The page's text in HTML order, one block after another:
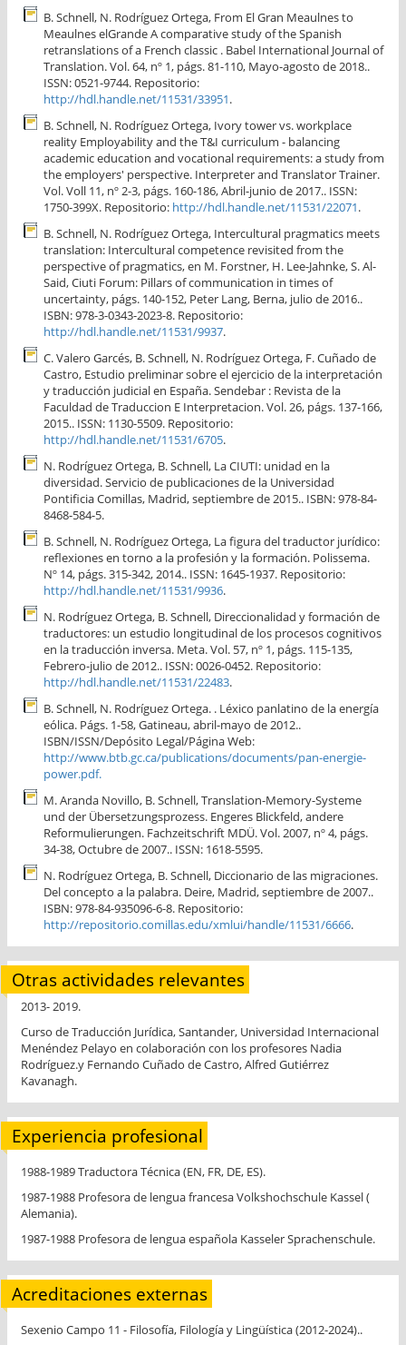
B. Schnell, N. Rodríguez Ortega, From El Gran Meaulnes to
Meaulnes elGrande A comparative study of the Spanish
retranslations of a French classic . Babel International Journal of
Translation. Vol. 64, nº 1, págs. 81-110, Mayo-agosto de 2018..
ISSN: 0521-9744. Repositorio:
http://hdl.handle.net/11531/33951.
B. Schnell, N. Rodríguez Ortega, Ivory tower vs. workplace
reality Employability and the T&I curriculum - balancing
academic education and vocational requirements: a study from
the employers' perspective. Interpreter and Translator Trainer.
Vol. Voll 11, nº 2-3, págs. 160-186, Abril-junio de 2017.. ISSN:
1750-399X. Repositorio: http://hdl.handle.net/11531/22071.
B. Schnell, N. Rodríguez Ortega, Intercultural pragmatics meets
translation: Intercultural competence revisited from the
perspective of pragmatics, en M. Forstner, H. Lee-Jahnke, S. Al-
Said, Ciuti Forum: Pillars of communication in times of
uncertainty, págs. 140-152, Peter Lang, Berna, julio de 2016..
ISBN: 978-3-0343-2023-8. Repositorio:
http://hdl.handle.net/11531/9937.
C. Valero Garcés, B. Schnell, N. Rodríguez Ortega, F. Cuñado de
Castro, Estudio preliminar sobre el ejercicio de la interpretación
y traducción judicial en España. Sendebar : Revista de la
Faculdad de Traduccion E Interpretacion. Vol. 26, págs. 137-166,
2015.. ISSN: 1130-5509. Repositorio:
http://hdl.handle.net/11531/6705.
N. Rodríguez Ortega, B. Schnell, La CIUTI: unidad en la
diversidad. Servicio de publicaciones de la Universidad
Pontificia Comillas, Madrid, septiembre de 2015.. ISBN: 978-84-
8468-584-5.
B. Schnell, N. Rodríguez Ortega, La figura del traductor jurídico:
reflexiones en torno a la profesión y la formación. Polissema.
Nº 14, págs. 315-342, 2014.. ISSN: 1645-1937. Repositorio:
http://hdl.handle.net/11531/9936.
N. Rodríguez Ortega, B. Schnell, Direccionalidad y formación de
traductores: un estudio longitudinal de los procesos cognitivos
en la traducción inversa. Meta. Vol. 57, nº 1, págs. 115-135,
Febrero-julio de 2012.. ISSN: 0026-0452. Repositorio:
http://hdl.handle.net/11531/22483.
B. Schnell, N. Rodríguez Ortega. . Léxico panlatino de la energía
eólica. Págs. 1-58, Gatineau, abril-mayo de 2012..
ISBN/ISSN/Depósito Legal/Página Web:
http://www.btb.gc.ca/publications/documents/pan-energie-
power.pdf.
M. Aranda Novillo, B. Schnell, Translation-Memory-Systeme
und der Übersetzungsprozess. Engeres Blickfeld, andere
Reformulierungen. Fachzeitschrift MDÜ. Vol. 2007, nº 4, págs.
34-38, Octubre de 2007.. ISSN: 1618-5595.
N. Rodríguez Ortega, B. Schnell, Diccionario de las migraciones.
Del concepto a la palabra. Deire, Madrid, septiembre de 2007..
ISBN: 978-84-935096-6-8. Repositorio:
http://repositorio.comillas.edu/xmlui/handle/11531/6666.
Otras actividades relevantes
2013- 2019.
Curso de Traducción Jurídica, Santander, Universidad Internacional
Menéndez Pelayo en colaboración con los profesores Nadia
Rodríguez.y Fernando Cuñado de Castro, Alfred Gutiérrez
Kavanagh.
Experiencia profesional
1988-1989 Traductora Técnica (EN, FR, DE, ES).
1987-1988 Profesora de lengua francesa Volkshochschule Kassel (
Alemania).
1987-1988 Profesora de lengua española Kasseler Sprachenschule.
Acreditaciones externas
Sexenio Campo 11 - Filosofía, Filología y Lingüística (2012-2024)..